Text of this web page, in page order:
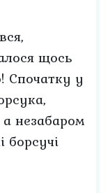
щось
Спочатку у
а незабаром
борсучі